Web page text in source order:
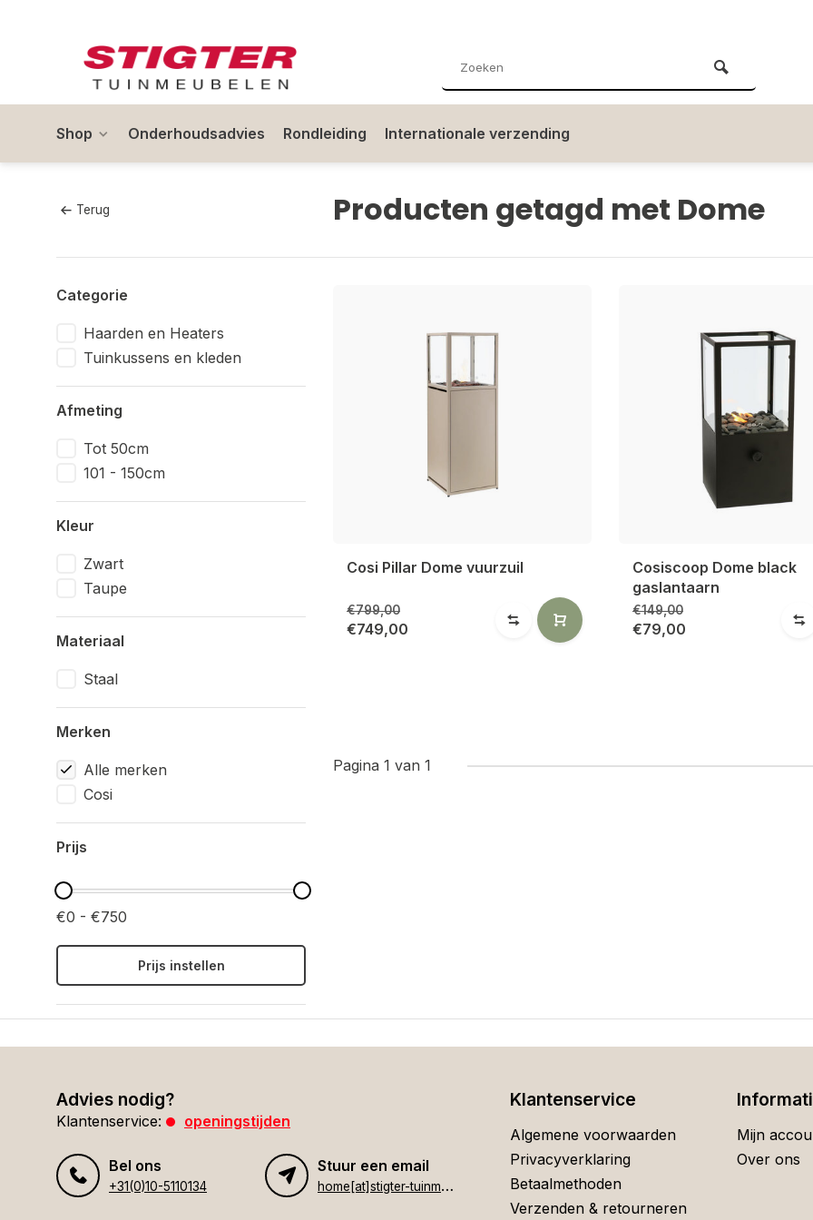
Shop Onderhoudsadvies Rondleiding Internationale verzending
Terug Producten getagd met Dome
Categorie
Haarden en Heaters
Tuinkussens en kleden
Afmeting
Tot 50cm
101 - 150cm
Kleur
Zwart
Taupe
Materiaal
Staal
Merken
Alle merken
Cosi
Prijs
€0 - €750
Prijs instellen
Cosi Pillar Dome vuurzuil
€799,00
€749,00
Cosiscoop Dome black
gaslantaarn
€149,00
€79,00
Pagina 1 van 1
Advies nodig?
Klantenservice: openingstijden
Bel ons
+31(0)10-5110134
Stuur een email
h
ome[at]stigter-tuinmeubelen.nl
Klantenservice
Algemene voorwaarden
Privacyverklaring
Betaalmethoden
Verzenden & retourneren
Mijn
Over ons